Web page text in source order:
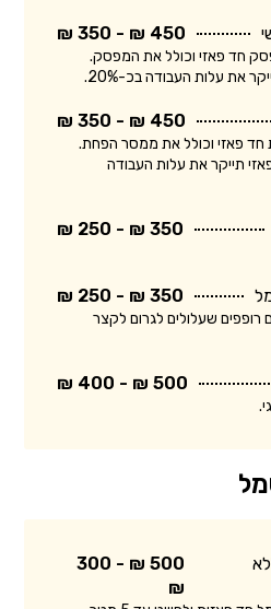
450 ₪ - 350 ₪
חד פאזי וכולל את המפסק.
את עלות העבודה בכ-20%.
450 ₪ - 350 ₪
פאזי וכולל את ממסר הפחת.
תייקר את עלות העבודה
350 ₪ - 250 ₪
350 ₪ - 250 ₪
רופפים שעלולים לגרום לקצר
500 ₪ - 400 ₪
500 ₪ - 300
₪